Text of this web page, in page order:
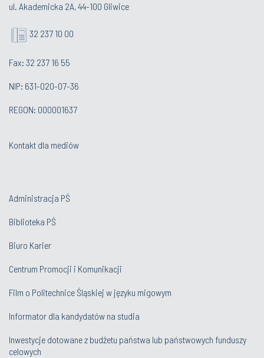
ul. Akademicka 2A, 44-100 Gliwice
32 237 10 00
Fax: 32 237 16 55
NIP: 631-020-07-36
REGON: 000001637
Kontakt dla mediów
Administracja PŚ
Biblioteka PŚ
Biuro Karier
Centrum Promocji i Komunikacji
Film o Politechnice Śląskiej w języku migowym
Informator dla kandydatów na studia
Inwestycje dotowane z budżetu państwa lub państwowych funduszy
celowych